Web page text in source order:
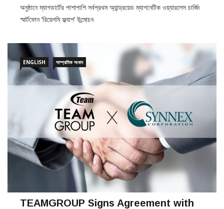
অনুষ্ঠানে ম্যাগডার্টের পাশাপাশি সর্বপ্রথম অ্যান্ড্রয়েড ম্যাগনেটিক ওয়্যারলেস চার্জিং
স্মার্টফোন ‘রিয়েলমি ফ্ল্যাশ’ উন্মোচন
ENGLISH সাম্প্রতিক সংবাদ
TEAMGROUP Signs Agreement with